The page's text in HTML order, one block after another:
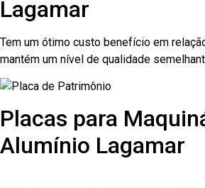
Lagamar
Tem um ótimo custo benefício em
mantém um nível de qualidade
Placas para
Alumínio Lagamar